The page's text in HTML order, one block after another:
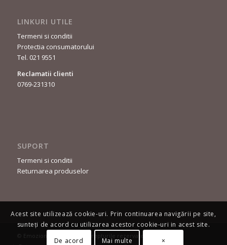
LINKURI UTILE
Termeni si conditii
Protectia consumatorului
Tel. 021 9551
Reclamatii clienti
0769-231310
SUPORT
Termeni si conditii
Returnarea produselor
© Emozioni Moda - Toate drepturile rezervate.
Acest site utilizează cookie-uri. Prin continuarea navigării pe site,
sunteți de acord cu utilizarea acestor cookie-uri in acest site.
De acord
Mai multe ×